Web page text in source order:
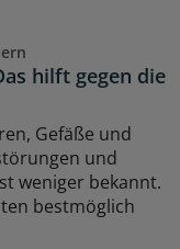
hilft gegen die
Gefäße und
und
weniger bekannt.
bestmöglich